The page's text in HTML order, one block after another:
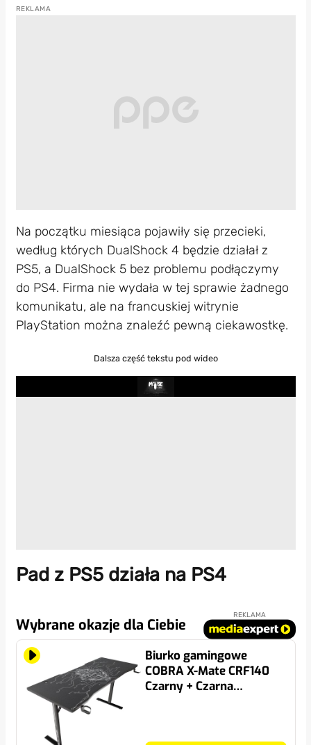
Na początku miesiąca pojawiły się przecieki,
według których DualShock 4 będzie działał z
PS5, a DualShock 5 bez problemu podłączymy
do PS4. Firma nie wydała w tej sprawie żadnego
komunikatu, ale na francuskiej witrynie
PlayStation można znaleźć pewną ciekawostkę.
Dalsza część tekstu pod wideo
Play
Pad z PS5 działa na PS4
Wybrane okazje dla Ciebie
REKLAMA
Biurko gamingowe
COBRA X-Mate CRF140
Czarny + Czarna